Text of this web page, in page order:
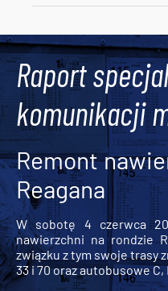
Raport
komunikacji
Remont
Reagana
W sobotę 4 czerwca
nawierzchni na rondzie
związku z tym swoje trasy
33 i 70 oraz autobusowe C,